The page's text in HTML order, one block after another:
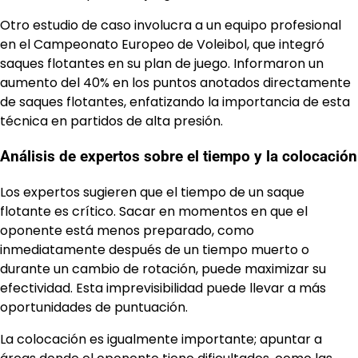
Otro estudio de caso involucra a un equipo profesional
en el Campeonato Europeo de Voleibol, que integró
saques flotantes en su plan de juego. Informaron un
aumento del 40% en los puntos anotados directamente
de saques flotantes, enfatizando la importancia de esta
técnica en partidos de alta presión.
Análisis de expertos sobre el tiempo y la colocación
Los expertos sugieren que el tiempo de un saque
flotante es crítico. Sacar en momentos en que el
oponente está menos preparado, como
inmediatamente después de un tiempo muerto o
durante un cambio de rotación, puede maximizar su
efectividad. Esta imprevisibilidad puede llevar a más
oportunidades de puntuación.
La colocación es igualmente importante; apuntar a